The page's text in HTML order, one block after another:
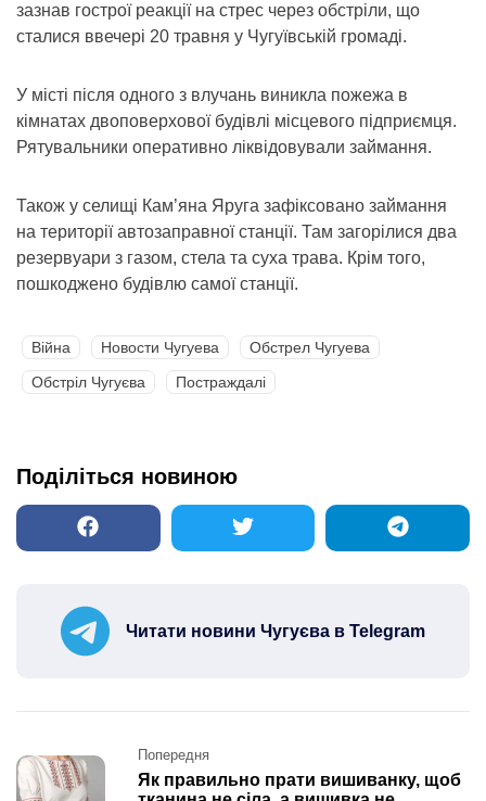
зазнав гострої реакції на стрес через обстріли, що
сталися ввечері 20 травня у Чугуївській громаді.
У місті після одного з влучань виникла пожежа в
кімнатах двоповерхової будівлі місцевого підприємця.
Рятувальники оперативно ліквідовували займання.
Також у селищі Кам’яна Яруга зафіксовано займання
на території автозаправної станції. Там загорілися два
резервуари з газом, стела та суха трава. Крім того,
пошкоджено будівлю самої станції.
Війна Новости Чугуева
Обстрел Чугуева
Обстріл Чугуєва
Постраждалі
Поділіться новиною
Читати новини Чугуєва в Telegram
Post
navigation
Попередня
Як правильно прати вишиванку, щоб